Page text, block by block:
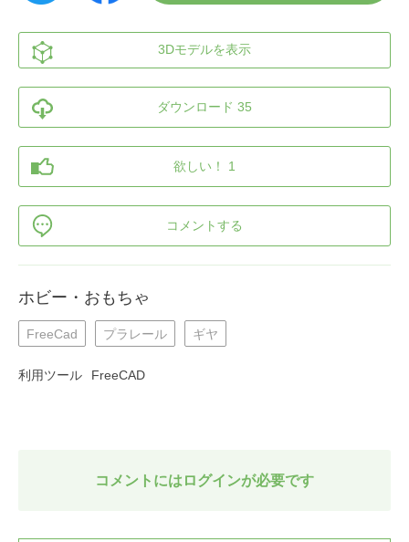
3Dモデルを表示
ダウンロード 35
欲しい！ 1
コメントする
ホビー・おもちゃ
FreeCad プラレール ギヤ
利用ツール FreeCAD
コメントにはログインが必要です